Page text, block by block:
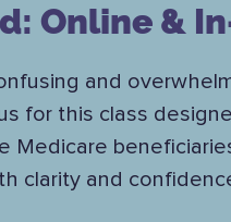
Online &
and
for this class
Medicare
clarity and